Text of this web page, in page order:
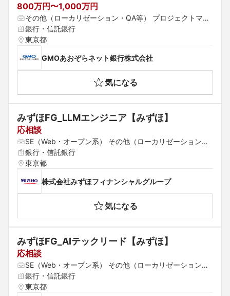
800万円〜1,000万円
その他（ローカリゼーション・QA等） プロジェクトマネ
ージャー（Web・オープン系） プロジェクトリーダー
（Web・オープン系）
銀行・信託銀行
東京都
GMOあおぞらネット銀行株式会社
気になる
みずほFG_LLMエンジニア【みずほ】
応相談
SE（Web・オープン系） その他（ローカリゼーション・
QA等） プロジェクトマネージャー（Web・オープン系）
銀行・信託銀行
東京都
株式会社みずほフィナンシャルグループ
気になる
みずほFG_AIテックリード【みずほ】
応相談
SE（Web・オープン系） その他（ローカリゼーション・
QA等） プロジェクトマネージャー（Web・オープン系）
銀行・信託銀行
東京都